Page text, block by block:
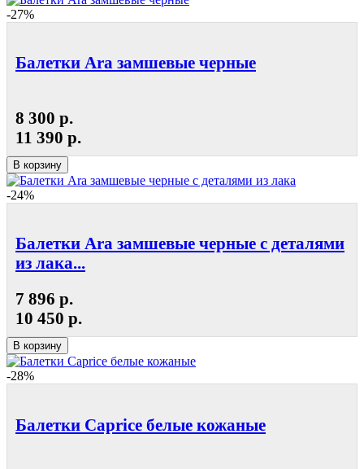
-27%
Балетки Ara замшевые черные
8 300 р.
11 390 р.
В корзину
-24%
Балетки Ara замшевые черные с деталями
из лака...
7 896 р.
10 450 р.
В корзину
-28%
Балетки Caprice белые кожаные